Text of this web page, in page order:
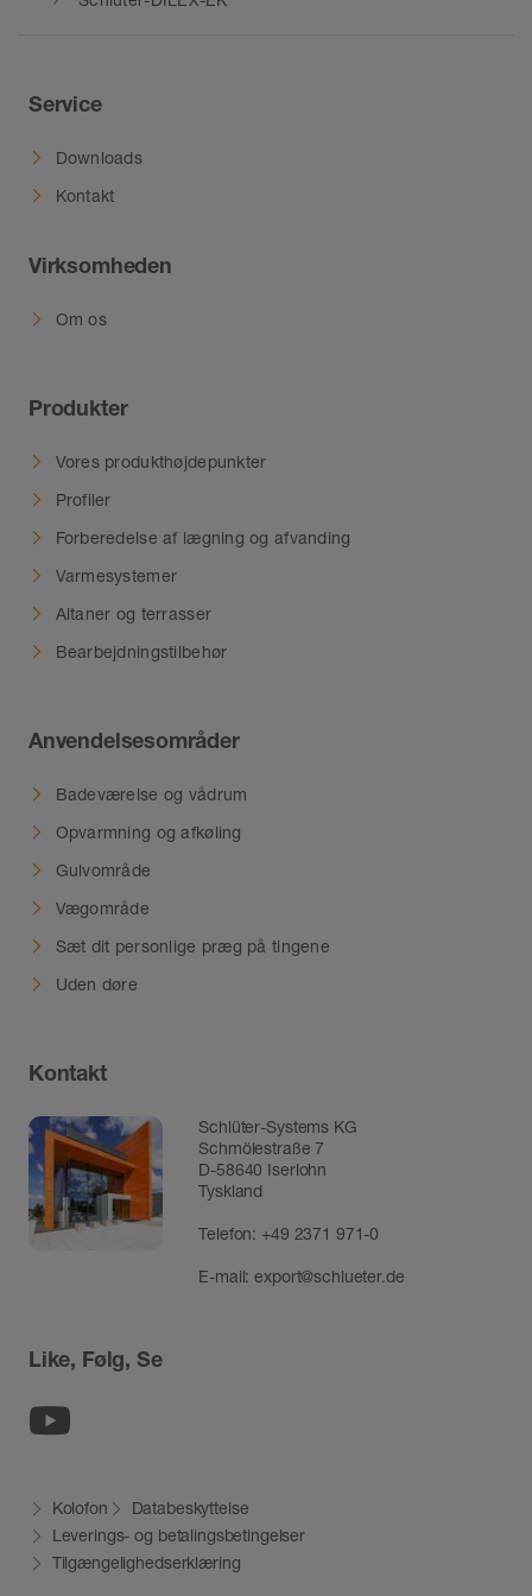
Service
Downloads
Kontakt
Virksomheden
Om os
Produkter
Vores produkthøjdepunkter
Profiler
Forberedelse af lægning og afvanding
Varmesystemer
Altaner og terrasser
Bearbejdningstilbehør
Anvendelsesområder
Badeværelse og vådrum
Opvarmning og afkøling
Gulvområde
Vægområde
Sæt dit personlige præg på tingene
Uden døre
Kontakt
Schlüter-Systems KG
Schmölestraße 7
D-58640 Iserlohn
Tyskland
Telefon:+49 2371 971-0
E-mail:export@schlueter.de
Like, Følg, Se
Kolofon
Databeskyttelse
Leverings- og betalingsbetingelser
Tilgængelighedserklæring